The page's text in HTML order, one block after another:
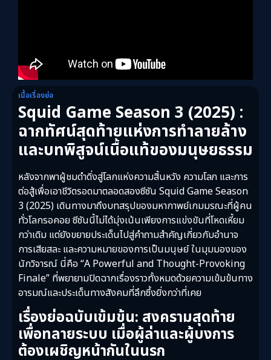
เนื้อเรื่องย่อ
Squid Game Season 3 (2025) :
ฉากทัศน์สุดท้ายแห่งการทำลายล้าง
และบทพิสูจน์เนื้อแท้ของมนุษยธรรม
หลังจากพาผู้ชมดำดิ่งสู่โลกแห่งความสิ้นหวัง ความโลภ และการ
ต่อสู้เพื่อเอาชีวิตรอดมาตลอดสองซีซัน Squid Game Season
3 (2025) เดินทางมาถึงบทสรุปของมหากาพย์เกมมรณะที่ผู้คน
ทั่วโลกรอคอย ซีซันนี้ไม่ได้มุ่งเน้นเพียงการแข่งขันที่โหดเหี้ยม
กว่าเดิม แต่ยังขยายประเด็นไปสู่คำถามสำคัญเกี่ยวกับอำนาจ
การเสียสละ และความหมายของการเป็นมนุษย์ ในมุมมองของ
นักวิจารณ์ นี่คือ “A Powerful and Thought-Provoking
Finale” ที่พยายามปิดฉากเรื่องราวทั้งหมดด้วยความเข้มข้นทาง
อารมณ์และประเด็นทางสังคมที่ลึกซึ้งยิ่งกว่าที่เคย
เรื่องย่อฉบับเข้มข้น: สงครามสุดท้าย
เพื่อทลายระบบ เมื่อผู้ล่าและผู้บงการ
ต้องเผชิญหน้ากันในนรก